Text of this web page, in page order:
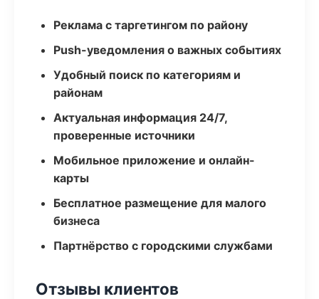
Реклама с таргетингом по району
Push-уведомления о важных событиях
Удобный поиск по категориям и
районам
Актуальная информация 24/7,
проверенные источники
Мобильное приложение и онлайн-
карты
Бесплатное размещение для малого
бизнеса
Партнёрство с городскими службами
Отзывы клиентов